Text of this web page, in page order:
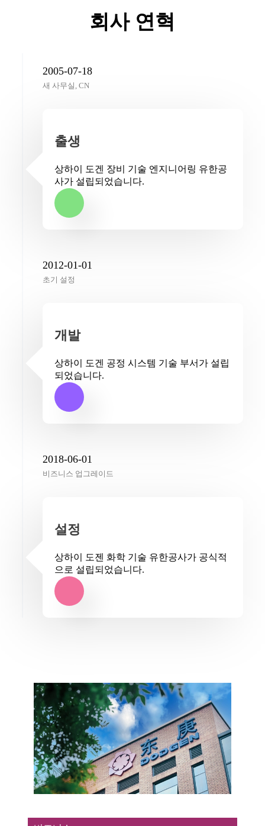
회사 연혁
출생
상하이 도겐 장비 기술 엔지니어링 유한공
사가 설립되었습니다.
2005-07-18
새 사무실, CN
개발
상하이 도겐 공정 시스템 기술 부서가 설립
되었습니다.
2012-01-01
초기 설정
설정
상하이 도젠 화학 기술 유한공사가 공식적
으로 설립되었습니다.
2018-06-01
비즈니스 업그레이드